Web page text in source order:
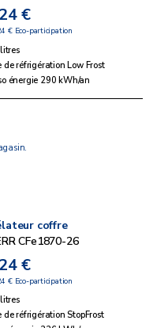
€
€ Eco-participation
de réfrigération Low Frost
énergie 290 kWh/an
coffre
CFe1870-26
€
€ Eco-participation
de réfrigération StopFrost